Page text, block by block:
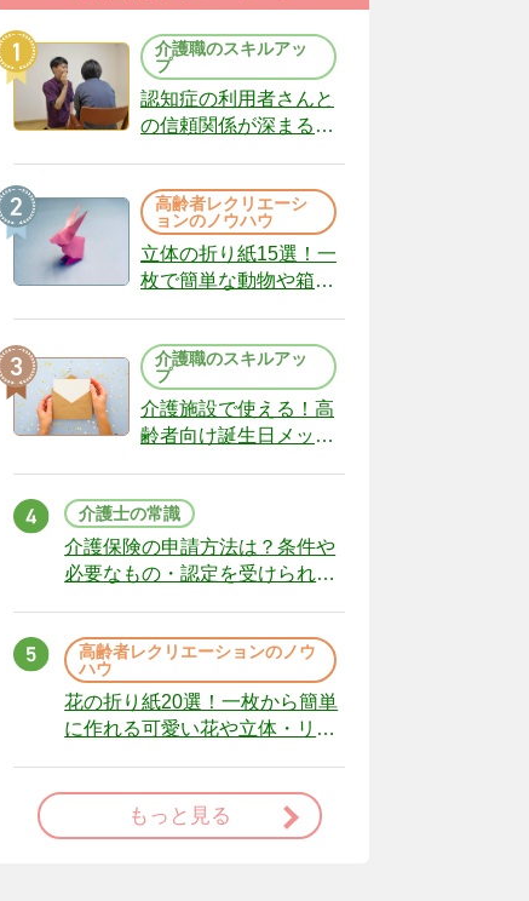
介護職のスキルアッ
プ
認知症の利用者さんと
の信頼関係が深まる声
（22）
高齢者レクリエーシ
ョンのノウハウ
立体の折り紙15選！一
枚で簡単な動物や箱、
介護職のスキルアッ
プ
介護施設で使える！高
齢者向け誕生日メッセ
介護士の常識
介護保険の申請方法は？条件や
必要なもの・認定を受けられな
高齢者レクリエーションのノウ
ハウ
花の折り紙20選！一枚から簡単
に作れる可愛い花や立体・リー
もっと見る